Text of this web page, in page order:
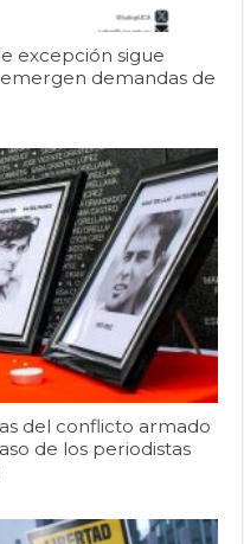
excepción sigue
demandas de
del conflicto armado
de los periodistas